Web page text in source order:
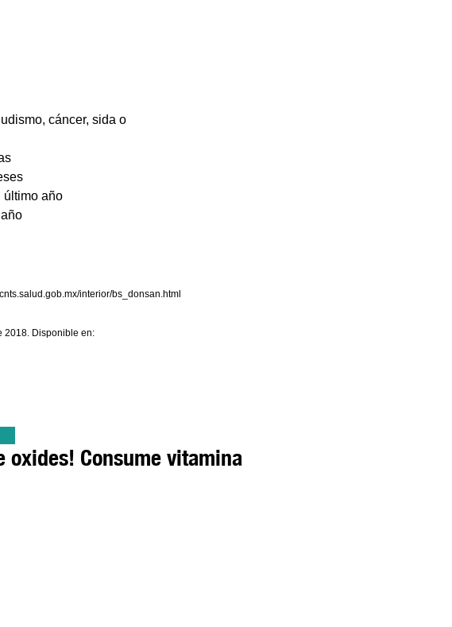
cáncer, sida o
último año
interior/bs_donsan.html
2018. Disponible en:
oxides! Consume vitamina